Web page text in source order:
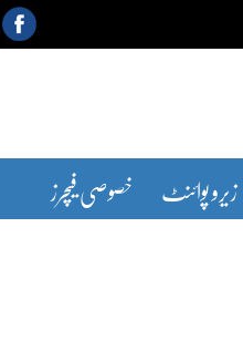
زیرو پوائنٹ خصوصی فیچرز